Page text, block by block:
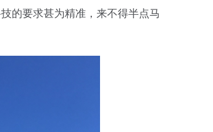
的要求甚为精准，来不得半点马